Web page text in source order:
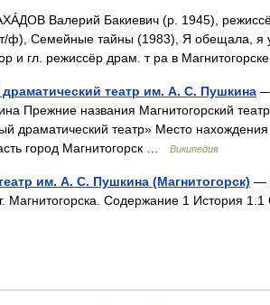
Валерий Бакиевич (р. 1945),
ф), Семейные тайны (1983), Я обещала, я
и гл. режиссёр драм. т ра в
драматический театр им. А. С. Пушкина —
Прежние названия Магнитогорский
драматический театр» Место
город Магнитогорск …
Википедия
им. А. С. Пушкина (Магнитогорск) —
Магнитогорска. Содержание 1 История